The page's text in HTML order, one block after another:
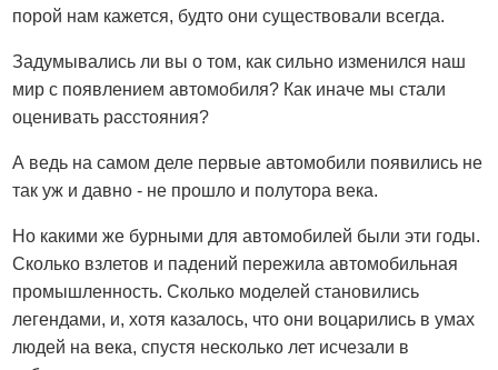
порой нам кажется, будто они существовали всегда.
Задумывались ли вы о том, как сильно изменился наш
мир с появлением автомобиля? Как иначе мы стали
оценивать расстояния?
А ведь на самом деле первые автомобили появились не
так уж и давно - не прошло и полутора века.
Но какими же бурными для автомобилей были эти годы.
Сколько взлетов и падений пережила автомобильная
промышленность. Сколько моделей становились
легендами, и, хотя казалось, что они воцарились в умах
людей на века, спустя несколько лет исчезали в